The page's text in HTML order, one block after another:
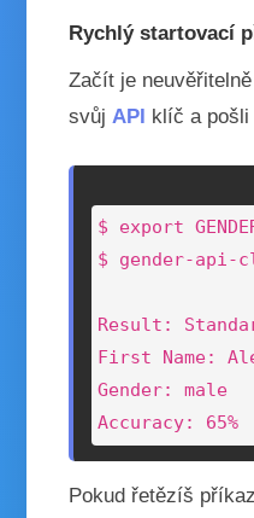
Rychlý startovací
Začít je
svůjAPI klíč a
$ export
$ gender-api-
Result:
First Name:
Gender: male
Accuracy: 65%
Pokud řetězíš